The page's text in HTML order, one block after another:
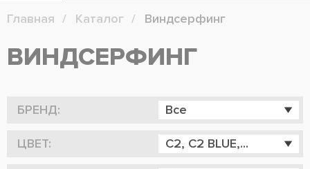
Главная Каталог Виндсерфинг
ВИНДСЕРФИНГ
БРЕНД: Все
ЦВЕТ: C2, C2 BLUE,...